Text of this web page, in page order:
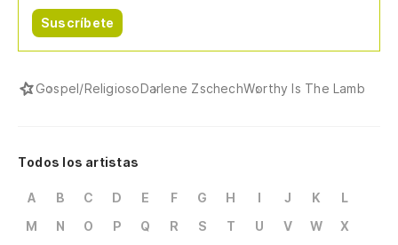
Suscríbete
Gospel/ReligiosoDarlene ZschechWorthy Is The Lamb
Todos los artistas
A B C D E F G H I J K
L
M
N O P Q R S T U V W
X